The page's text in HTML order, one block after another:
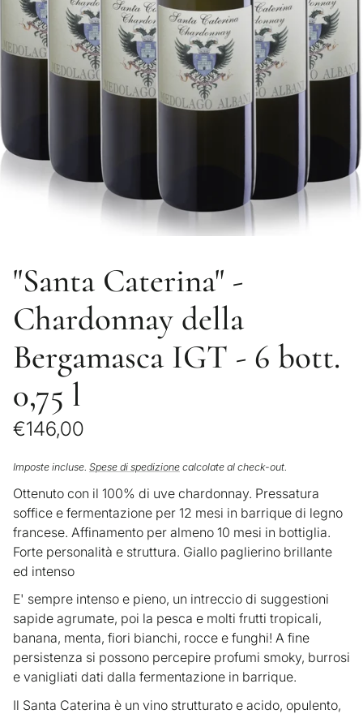
"Santa Caterina" -
Chardonnay della
Bergamasca IGT - 6 bott.
0,75 l
Prezzo
di
listino
€146,00
unitario
per
Imposte incluse. Spese di spedizione calcolate al check-out.
Ottenuto con il 100% di uve chardonnay. Pressatura
soffice e fermentazione per 12 mesi in barrique di legno
francese. Affinamento per almeno 10 mesi in bottiglia.
Forte personalità e struttura. Giallo paglierino brillante
ed intenso
E' sempre intenso e pieno, un intreccio di suggestioni
sapide agrumate, poi la pesca e molti frutti tropicali,
banana, menta, fiori bianchi, rocce e funghi! A fine
persistenza si possono percepire profumi smoky, burrosi
e vanigliati dati dalla fermentazione in barrique.
Il Santa Caterina è un vino strutturato e acido, opulento,